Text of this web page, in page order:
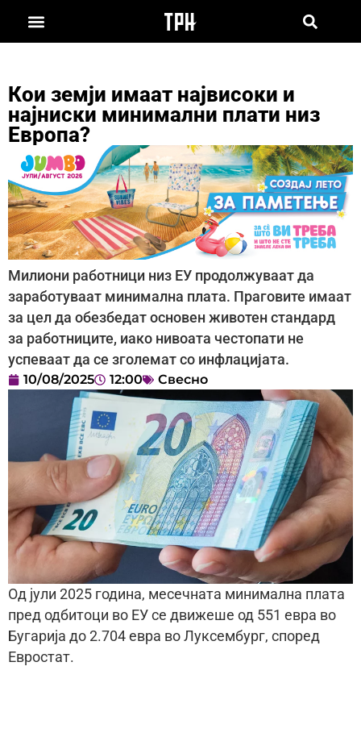
Кои земји имаат највисоки и
најниски минимални плати низ
Европа?
Милиони работници низ ЕУ продолжуваат да
заработуваат минимална плата. Праговите имаат
за цел да обезбедат основен животен стандард
за работниците, иако нивоата честопати не
успеваат да се зголемат со инфлацијата.
10/08/2025 12:00 Свесно
Од јули 2025 година, месечната минимална плата
пред одбитоци во ЕУ се движеше од 551 евра во
Бугарија до 2.704 евра во Луксембург, според
Евростат.